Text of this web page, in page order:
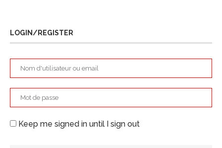
LOGIN/REGISTER
Keep me signed in until I sign out